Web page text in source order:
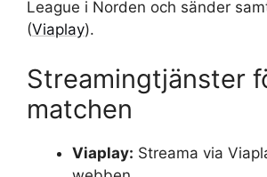
League i Norden och sänder
(Viaplay).
Streamingtjänster
matchen
Viaplay: Streama via